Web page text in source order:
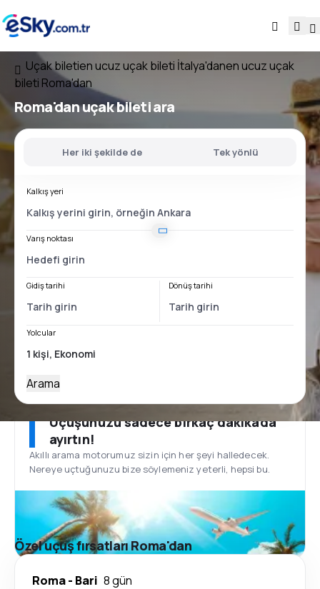
Uçak biletien ucuz uçak bileti İtalya'danen ucuz uçak
bileti Roma'dan
Roma'danuçak bileti ara
Her iki şekilde de Tek yönlü
Kalkış yeri
Varış noktası
Gidiş tarihi Dönüş tarihi
Yolcular
Arama
Uçuşunuzu sadece birkaç dakikada
ayırtın!
Akıllı arama motorumuz sizin için her şeyi halledecek.
Nereye uçtuğunuzu bize söylemeniz yeterli, hepsi bu.
Özel uçuş fırsatları Roma'dan
Roma- Bari 8 gün